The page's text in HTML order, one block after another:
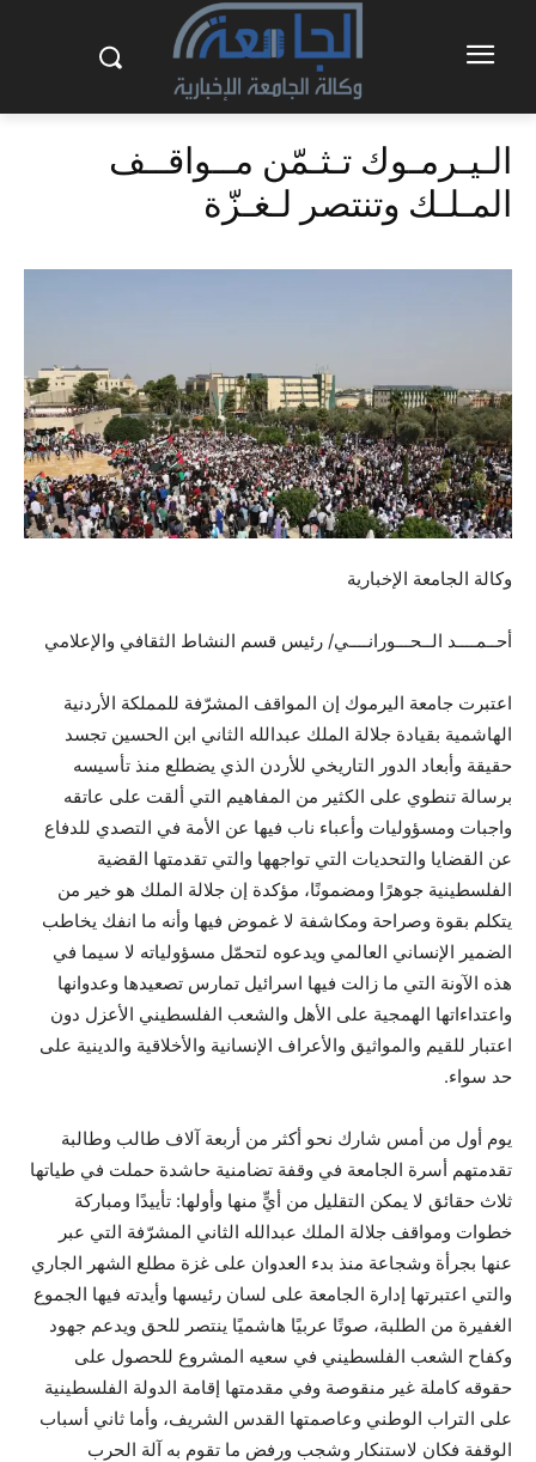
الـيـرمـوك تـثـمّن مــواقــف
المـلـك وتنتصر لـغـزّة
وكالة الجامعة الإخبارية
أحــمــــد الــحـــورانــــي/ رئيس قسم النشاط الثقافي والإعلامي
اعتبرت جامعة اليرموك إن المواقف المشرّفة للمملكة الأردنية
الهاشمية بقيادة جلالة الملك عبدالله الثاني ابن الحسين تجسد
حقيقة وأبعاد الدور التاريخي للأردن الذي يضطلع منذ تأسيسه
برسالة تنطوي على الكثير من المفاهيم التي ألقت على عاتقه
واجبات ومسؤوليات وأعباء ناب فيها عن الأمة في التصدي للدفاع
عن القضايا والتحديات التي تواجهها والتي تقدمتها القضية
الفلسطينية جوهرًا ومضمونًا، مؤكدة إن جلالة الملك هو خير من
يتكلم بقوة وصراحة ومكاشفة لا غموض فيها وأنه ما انفك يخاطب
الضمير الإنساني العالمي ويدعوه لتحمّل مسؤولياته لا سيما في
هذه الآونة التي ما زالت فيها اسرائيل تمارس تصعيدها وعدوانها
واعتداءاتها الهمجية على الأهل والشعب الفلسطيني الأعزل دون
اعتبار للقيم والمواثيق والأعراف الإنسانية والأخلاقية والدينية على
حد سواء.
يوم أول من أمس شارك نحو أكثر من أربعة آلاف طالب وطالبة
تقدمتهم أسرة الجامعة في وقفة تضامنية حاشدة حملت في طياتها
ثلاث حقائق لا يمكن التقليل من أيٍّ منها وأولها: تأييدًا ومباركة
خطوات ومواقف جلالة الملك عبدالله الثاني المشرّفة التي عبر
عنها بجرأة وشجاعة منذ بدء العدوان على غزة مطلع الشهر الجاري
والتي اعتبرتها إدارة الجامعة على لسان رئيسها وأيدته فيها الجموع
الغفيرة من الطلبة، صوتًا عربيًا هاشميًا ينتصر للحق ويدعم جهود
وكفاح الشعب الفلسطيني في سعيه المشروع للحصول على
حقوقه كاملة غير منقوصة وفي مقدمتها إقامة الدولة الفلسطينية
على التراب الوطني وعاصمتها القدس الشريف، وأما ثاني أسباب
الوقفة فكان لاستنكار وشجب ورفض ما تقوم به آلة الحرب